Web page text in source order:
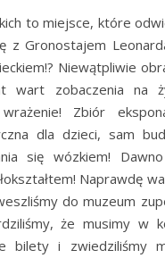
to miejsce, które
z Gronostajem
Niewątpliwie
wart zobaczenia na
Zbiór
dla dzieci, sam
się wózkiem!
Naprawdę
do muzeum
że musimy w
bilety i zwiedziliśmy